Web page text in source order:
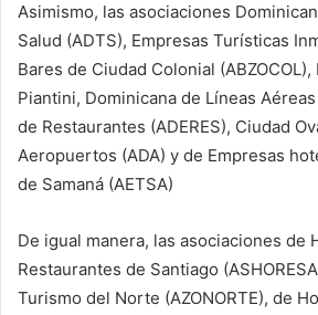
Asimismo, las asociaciones
Salud (ADTS), Empresas Turísticas
Bares de Ciudad Colonial
Piantini, Dominicana de Líneas
de Restaurantes (ADERES), Ciudad
Aeropuertos (ADA) y de Empresas
de Samaná (AETSA)
De igual manera, las asociaciones de
Restaurantes de Santiago
Turismo del Norte (AZONORTE), de